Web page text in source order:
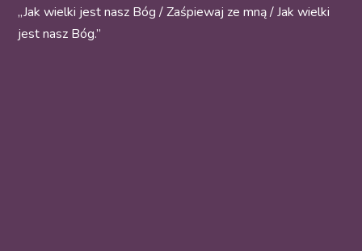
„Jak wielki jest nasz Bóg / Zaśpiewaj ze mną / Jak wielki
jest nasz Bóg.”